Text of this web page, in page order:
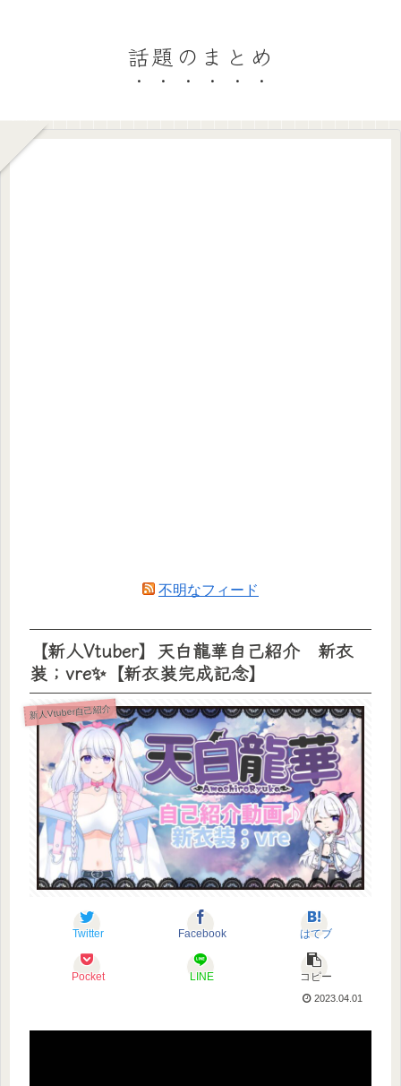
話題のまとめ
不明なフィード
【新人Vtuber】天白龍華自己紹介 新衣
装；vre✨【新衣装完成記念】
新人Vtuber自己紹介
Twitter Facebook はてブ
Pocket LINE コピー
2023.04.01